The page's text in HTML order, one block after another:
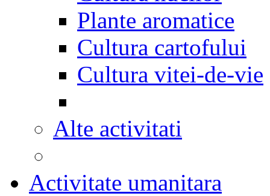
Plante aromatice
Cultura cartofului
Cultura vitei-de-vie
Alte activitati
Activitate umanitara